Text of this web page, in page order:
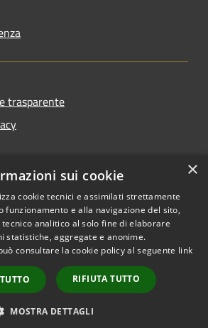
trasparente
accessibilità 2025
Copyright © 2026 • Comune di
Osio Sotto • Powered by
Municipium•
Accesso
redazione
×
sui cookie
cookie tecnici e assimilati strettamente
funzionamento e alla navigazione del sito,
tecnico analitico al solo fine di elaborare
statistiche, aggregate e anonime.
consultare la cookie policy al seguente link
RIFIUTA TUTTO
MOSTRA DETTAGLI